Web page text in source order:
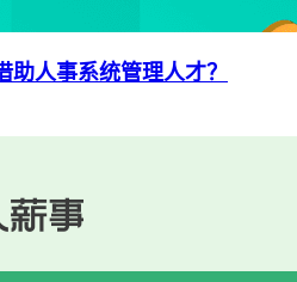
助人事系统管理人才？